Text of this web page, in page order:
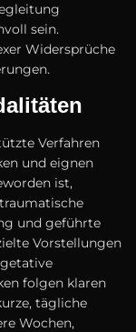
sein.
Widersprüche
Verfahren
u‬nd eignen
ist,
u‬nd geführte
Vorstellungen
folgen klaren
tägliche
Wochen,